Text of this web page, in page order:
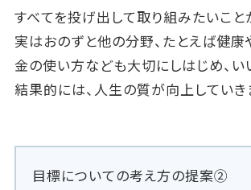
すべてを投げ出して取り組みたいこと
実はおのずと他の分野、たとえば健康
金の使い方なども大切にしはじめ、
結果的には、人生の質が向上していき
目標についての考え方の提案②